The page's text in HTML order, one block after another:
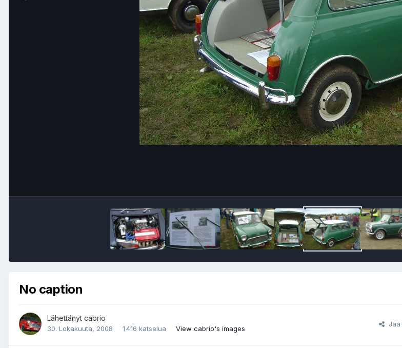
No caption
Lähettänyt cabrio
30. Lokakuuta, 2008 1 416 katselua View cabrio's images
Jaa